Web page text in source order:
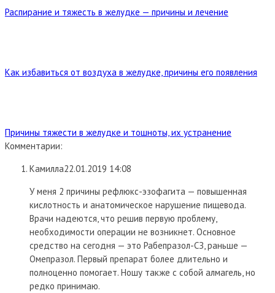
Распирание и тяжесть в желудке — причины и лечение
Как избавиться от воздуха в желудке, причины его появления
Причины тяжести в желудке и тошноты, их устранение
Комментарии:
Камилла22.01.2019 14:08
У меня 2 причины рефлюкс-эзофагита — повышенная
кислотность и анатомическое нарушение пищевода.
Врачи надеются, что решив первую проблему,
необходимости операции не возникнет. Основное
средство на сегодня — это Рабепразол-СЗ, раньше —
Омепразол. Первый препарат более длительно и
полноценно помогает. Ношу также с собой алмагель, но
редко принимаю.